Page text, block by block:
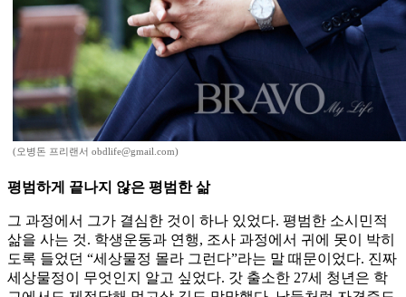
(오병돈 프리랜서 obdlife@gmail.com)
평범하게 끝나지 않은 평범한 삶
그 과정에서 그가 결심한 것이 하나 있었다. 평범한 소시민적
삶을 사는 것. 학생운동과 연행, 조사 과정에서 귀에 못이 박히
도록 들었던 “세상물정 몰라 그런다”라는 말 때문이었다. 진짜
세상물정이 무엇인지 알고 싶었다. 갓 출소한 27세 청년은 학